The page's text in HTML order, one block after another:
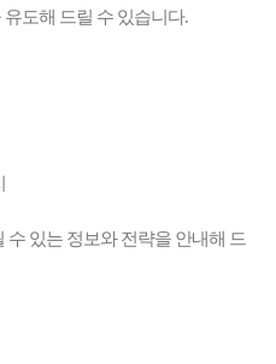
도해 드릴 수 있습니다.
수 있는 정보와 전략을 안내해 드